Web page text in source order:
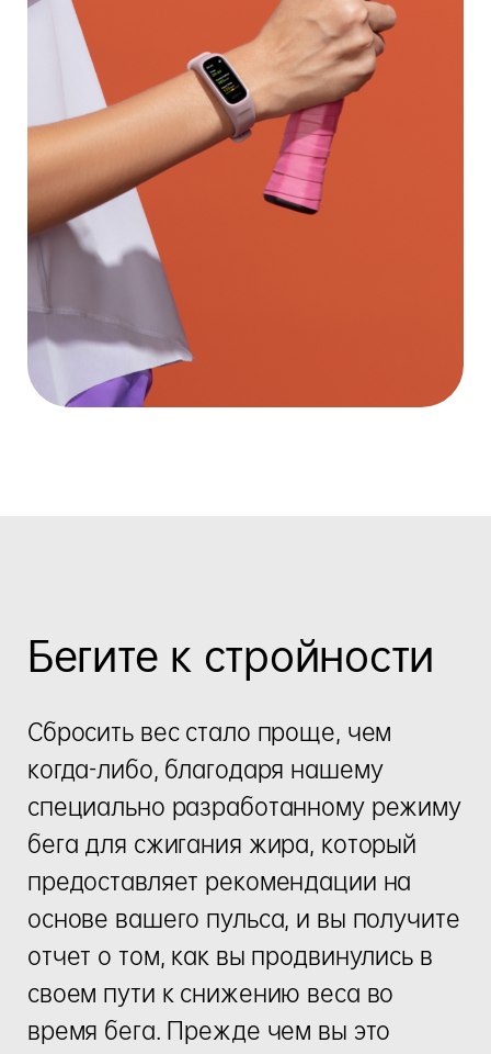
Бегите к стройности
Сбросить вес стало проще, чем
когда-либо, благодаря нашему
специально разработанному режиму
бега для сжигания жира, который
предоставляет рекомендации на
основе вашего пульса, и вы получите
отчет о том, как вы продвинулись в
своем пути к снижению веса во
время бега. Прежде чем вы это